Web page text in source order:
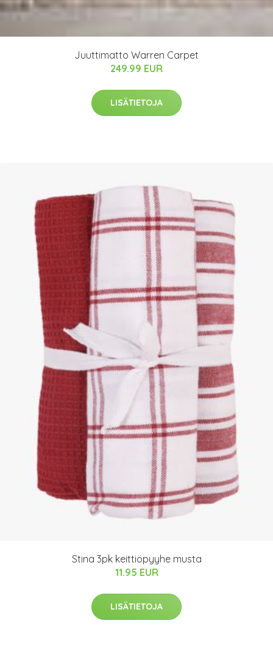
Juuttimatto Warren Carpet
249.99 EUR
LISÄTIETOJA
Stina 3pk keittiöpyyhe musta
11.95 EUR
LISÄTIETOJA